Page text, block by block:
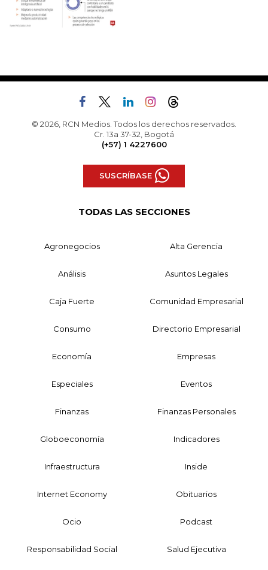
© 2026, RCN Medios. Todos los derechos reservados.
Cr. 13a 37-32, Bogotá
(+57) 1 4227600
SUSCRÍBASE
TODAS LAS SECCIONES
Agronegocios Alta Gerencia
Análisis Asuntos Legales
Caja Fuerte Comunidad Empresarial
Consumo Directorio Empresarial
Economía Empresas
Especiales Eventos
Finanzas Finanzas Personales
Globoeconomía Indicadores
Infraestructura Inside
Internet Economy Obituarios
Ocio Podcast
Responsabilidad Social Salud Ejecutiva